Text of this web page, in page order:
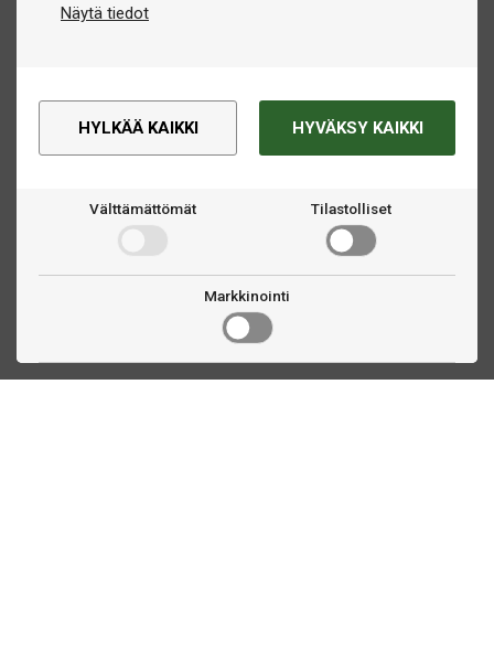
Näytä tiedot
HYLKÄÄ KAIKKI HYVÄKSY KAIKKI
Välttämättömät Tilastolliset
Markkinointi